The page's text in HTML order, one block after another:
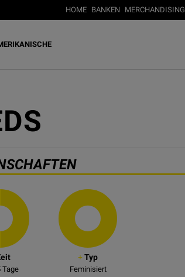
HOME BANKEN MERCHANDISING
Tage
Typ
Feminisiert